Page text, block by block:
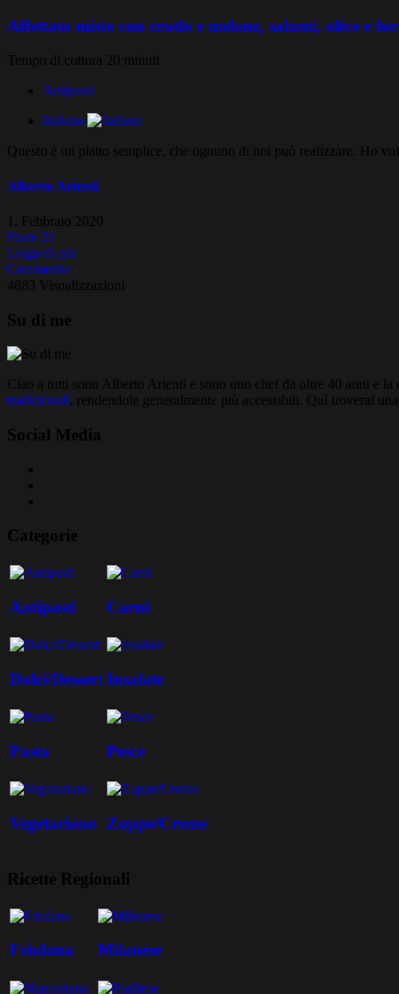
Affettato misto con crudo e melone, salumi, olive e
Tempo di cottura 20 minuti
Antipasti
Italiana
Questo è un piatto semplice, che ognuno di noi può realizzare. Ho
Alberto Arienti
1. Febbraio 2020
Piace 21
Leggi di più
Commento
4883 Visualizzazioni
Su di me
Ciao a tutti sono Alberto Arienti e sono uno chef da oltre 40 anni e
tradizionali , rendendole generalmente più accessibili. Quì troverai
Social Media
Categorie
Antipasti Carni
Dolci/DessertInsalate
Pasta Pesce
Vegetariano Zuppe/Creme
Ricette Regionali
Friulana Milanese